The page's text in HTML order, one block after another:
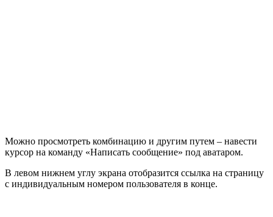
Можно просмотреть комбинацию и другим путем – навести
курсор на команду «Написать сообщение» под аватаром.
В левом нижнем углу экрана отобразится ссылка на страницу
с индивидуальным номером пользователя в конце.